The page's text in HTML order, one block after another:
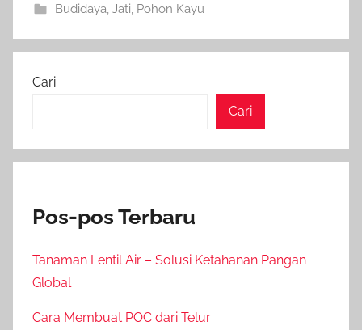
Budidaya Jati Pohon Kayu
Cari
Cari
Pos-pos Terbaru
Tanaman Lentil Air – Solusi Ketahanan Pangan
Global
Cara Membuat POC dari Telur